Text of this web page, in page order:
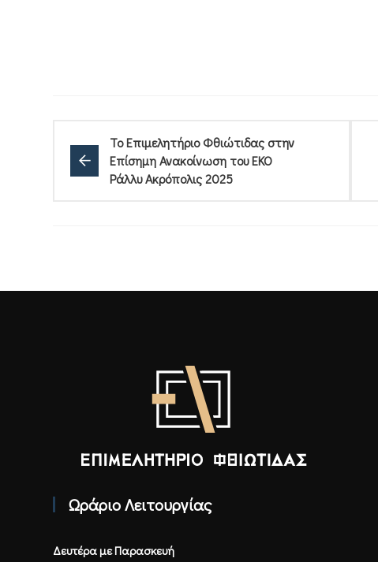
Το Επιμελητήριο Φθιώτιδας στην
Επίσημη Ανακοίνωση του EKO
Ράλλυ Ακρόπολις 2025
Ωράριο Λειτουργίας
Δευτέρα με Παρασκευή